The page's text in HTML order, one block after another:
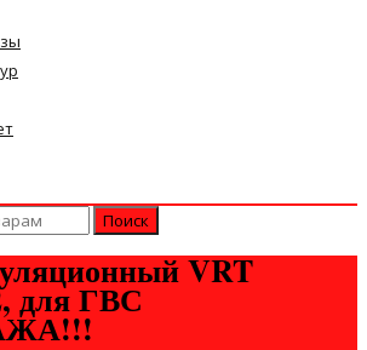
VRT
для ГВС